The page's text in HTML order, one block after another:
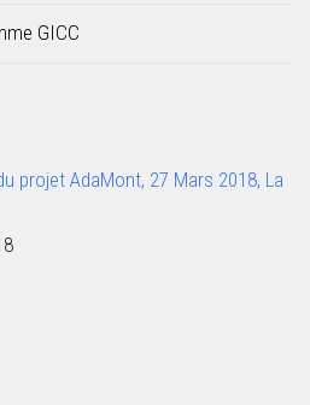
GICC
projet AdaMont, 27 Mars 2018, La